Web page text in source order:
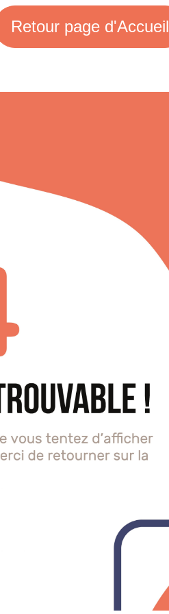
Retour page d'Accueil